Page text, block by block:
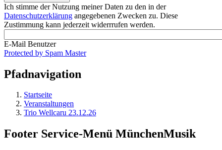
Ich stimme der Nutzung meiner Daten zu den in der
Datenschutzerklärung angegebenen Zwecken zu. Diese
Zustimmung kann jederzeit widerrrufen werden.
E-Mail Benutzer
Protected by Spam Master
Pfadnavigation
Startseite
Veranstaltungen
Trio Wellcaru 23.12.26
Footer Service-Menü MünchenMusik